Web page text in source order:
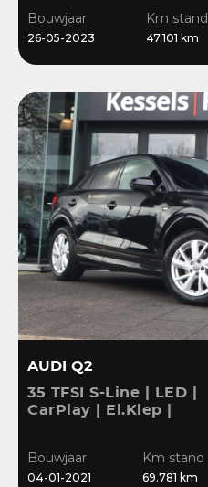
Navi | Sensoren | 17”
Bouwjaar
26-05-2023
Km stand
47.101 km
AUDI Q2
35 TFSI S-Line | LED |
CarPlay | El.Klep |
Bouwjaar
04-01-2021
Km stand
69.781 km